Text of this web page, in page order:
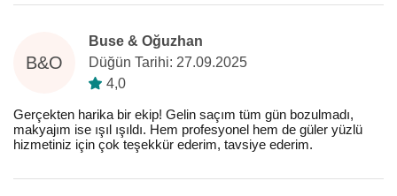
B&O
Buse & Oğuzhan
Düğün Tarihi: 27.09.2025
4,0
Gerçekten harika bir ekip! Gelin saçım tüm gün bozulmadı,
makyajım ise ışıl ışıldı. Hem profesyonel hem de güler yüzlü
hizmetiniz için çok teşekkür ederim, tavsiye ederim.